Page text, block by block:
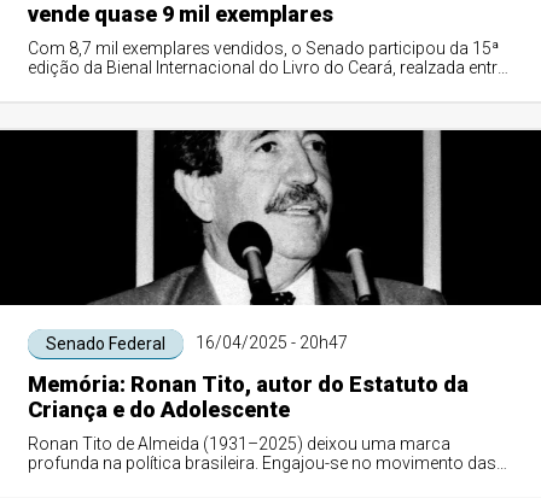
vende quase 9 mil exemplares
Com 8,7 mil exemplares vendidos, o Senado participou da 15ª
edição da Bienal Internacional do Livro do Ceará, realzada entre
Senado Federal 16/04/2025 - 20h47
Memória: Ronan Tito, autor do Estatuto da
Criança e do Adolescente
Ronan Tito de Almeida (1931–2025) deixou uma marca
profunda na política brasileira. Engajou-se no movimento das